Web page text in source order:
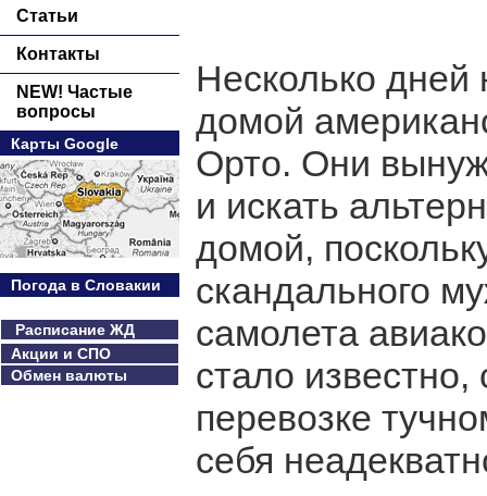
Статьи
Контакты
NEW! Частые
вопросы
Карты Google
Погода в Словакии
Расписание ЖД
Акции и СПО
Обмен валюты
Несколько дней
домой
Орто. Они
и искать
домой,
скандального
самолета
стало
перевозке
себя